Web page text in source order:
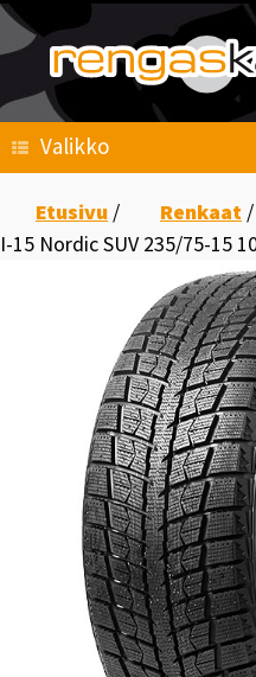
Skip
content
Valikko
Etusivu / Renkaat
I-15 Nordic SUV 235/75-15